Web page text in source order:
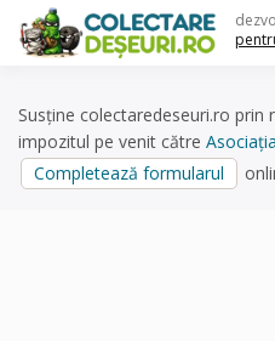
content
Susține colectaredeseuri.ro prin
impozitul pe venit către
Completează formularul